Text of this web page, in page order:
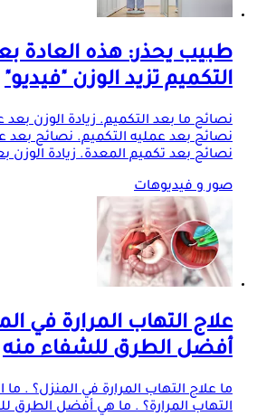
طبيب يحذر: هذه العادة
التكميم تزيد الوزن "فيديو"
نصائح ما بعد التكميم. زيادة الوزن بعد
نصائح بعد عمليه التكميم. نصائح بعد
نصائح بعد تكميم المعدة. زيادة الوزن
صور و فيديوهات
علاج التهاب المرارة في
أفضل الطرق للشفاء منه
ما علاج التهاب المرارة في المنزل؟ . ما
التهاب المرارة؟ . ما هي أفضل الطرق